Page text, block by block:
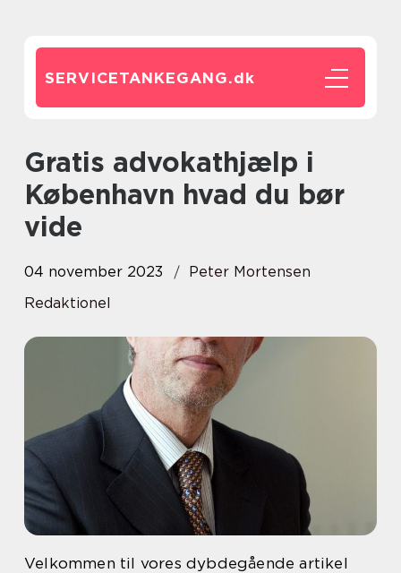
SERVICETANKEGANG.dk
Gratis advokathjælp i
København hvad du bør
vide
04 november 2023
Peter Mortensen
Redaktionel
Velkommen til vores dybdegående artikel